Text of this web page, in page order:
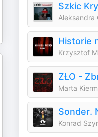
Szkic
Aleksandra
Krzysztof
Marta
Sonder.
Konrad